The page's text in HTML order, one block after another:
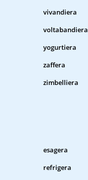
vivandiera
voltabandiera
yogurtiera
zaffera
zimbelliera
esagera
refrigera